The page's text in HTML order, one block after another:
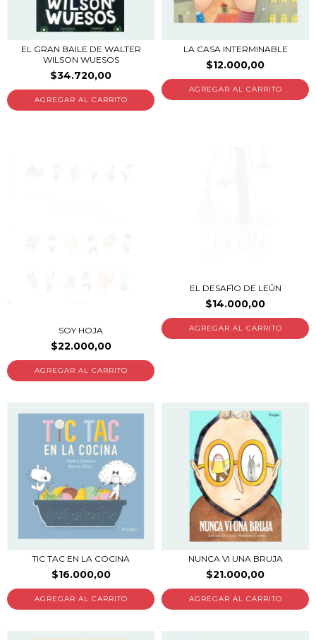
EL GRAN BAILE DE WALTER
WILSON WUESOS
$34.720,00
LA CASA INTERMINABLE
$12.000,00
SOY HOJA
$22.000,00
EL DESAFÌO DE LEÛN
$14.000,00
TIC TAC EN LA COCINA
$16.000,00
NUNCA VI UNA BRUJA
$21.000,00